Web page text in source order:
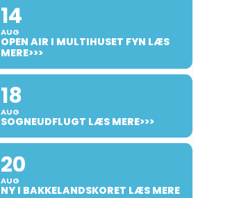
14
AUG
OPEN AIR I MULTIHUSET FYN LÆS
MERE>>>
18
AUG
SOGNEUDFLUGT LÆS MERE>>>
20
AUG
NY I BAKKELANDSKORET LÆS MERE